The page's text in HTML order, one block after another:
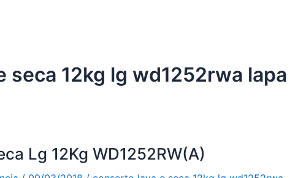
seca 12kg lg wd1252rwa lapa
Lg 12Kg WD1252RW(A)